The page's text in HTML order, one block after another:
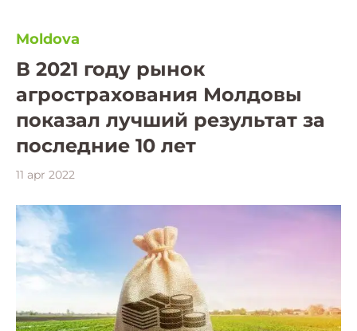
Moldova
В 2021 году рынок
агрострахования Молдовы
показал лучший результат за
последние 10 лет
11 apr 2022